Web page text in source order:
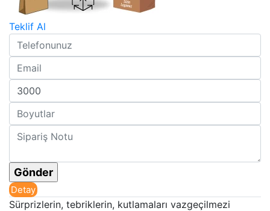
Teklif Al
Detay
Sürprizlerin, tebriklerin, kutlamaları vazgeçilmezi